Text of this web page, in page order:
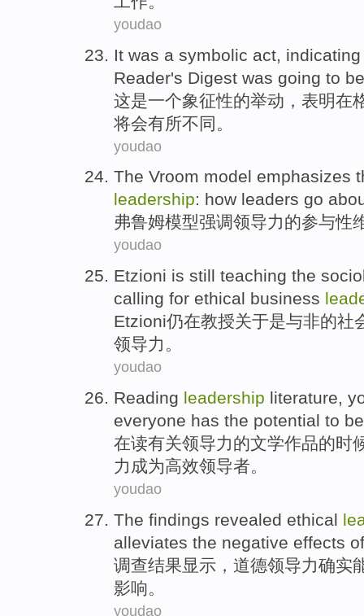
youdao
It was a symbolic act
Reader's Digest was going to
这是一个象征性的举动 ， 表明在
将会有所不同 。
youdao
The Vroom model emphasizes
leadership: how leaders go
弗鲁姆模型强调领导力的参与性
youdao
Etzioni is still teaching the
calling for ethical business
Etzioni仍在教授关于是与非的社
领导力 。
youdao
Reading leadership literature,
everyone has the potential to be
在读有关领导力的文学作品的时
力 成为高效领导者。
youdao
The findings revealed ethical
alleviates the negative effects
调查结果显示 ， 道德领导力确实
影响。
youdao